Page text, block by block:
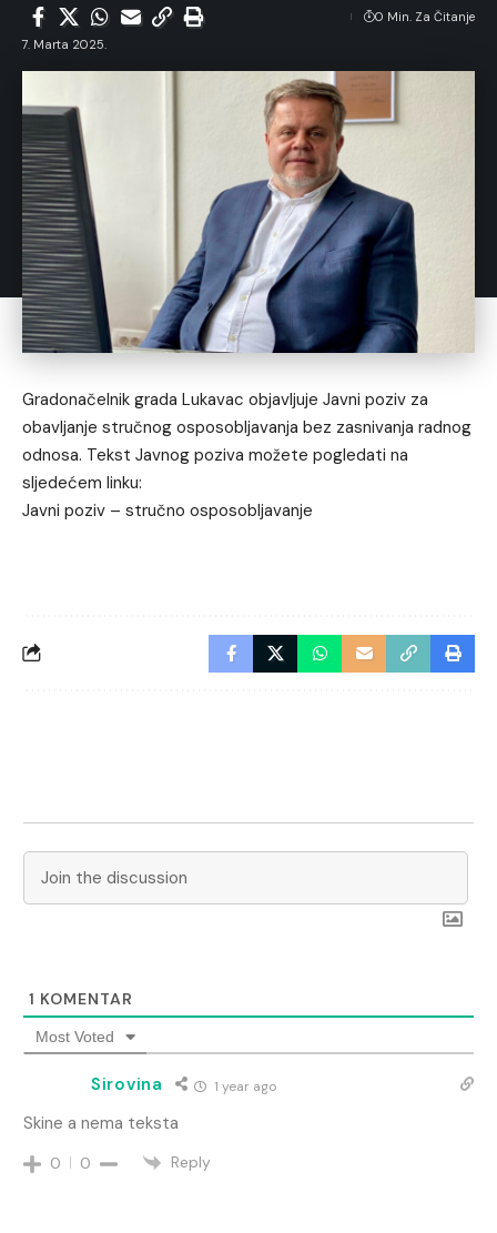
7. Marta 2025.
0 Min. Za Čitanje
Gradonačelnik grada Lukavac objavljuje Javni poziv za
obavljanje stručnog osposobljavanja bez zasnivanja radnog
odnosa. Tekst Javnog poziva možete pogledati na
sljedećem linku:
Javni poziv – stručno osposobljavanje
1 KOMENTAR
Most Voted
Sirovina 1 year ago
Skine a nema teksta
0 0 Reply